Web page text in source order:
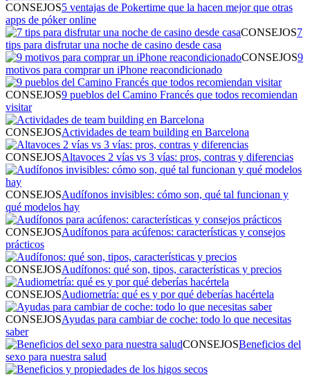
CONSEJOS5 ventajas de Pokertime que la hacen mejor que otras
apps de póker online
CONSEJOS7
tips para disfrutar una noche de casino desde casa
CONSEJOS9
motivos para comprar un iPhone reacondicionado
CONSEJOS9 pueblos del Camino Francés que todos recomiendan
visitar
CONSEJOSActividades de team building en Barcelona
CONSEJOSAltavoces 2 vías vs 3 vías: pros, contras y diferencias
CONSEJOSAudífonos invisibles: cómo son, qué tal funcionan y
qué modelos hay
CONSEJOSAudífonos para acúfenos: características y consejos
prácticos
CONSEJOSAudífonos: qué son, tipos, características y precios
CONSEJOSAudiometría: qué es y por qué deberías hacértela
CONSEJOSAyudas para cambiar de coche: todo lo que necesitas
saber
CONSEJOSBeneficios del
sexo para nuestra salud